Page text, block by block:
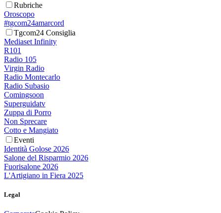
Rubriche
Oroscopo
#tgcom24amarcord
Tgcom24 Consiglia
Mediaset Infinity
R101
Radio 105
Virgin Radio
Radio Montecarlo
Radio Subasio
Comingsoon
Superguidatv
Zuppa di Porro
Non Sprecare
Cotto e Mangiato
Eventi
Identità Golose 2026
Salone del Risparmio 2026
Fuorisalone 2026
L'Artigiano in Fiera 2025
Legal